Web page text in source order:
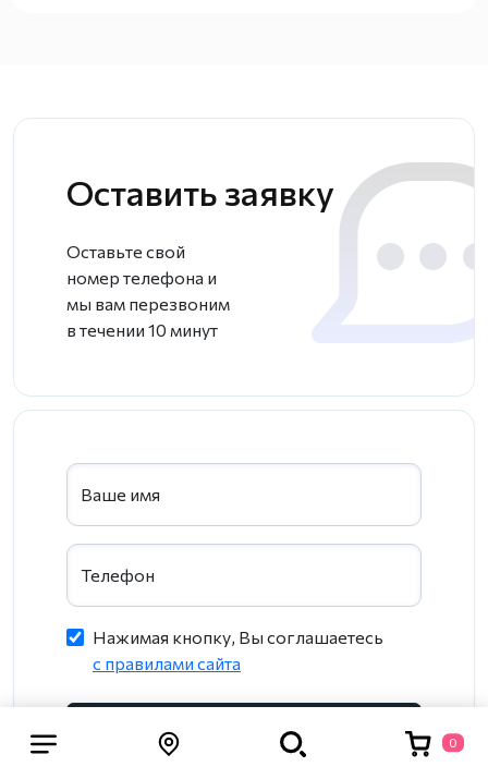
Оставить заявку
Оставьте свой
номер телефона и
мы вам перезвоним
в течении 10 минут
Ваше имя
Телефон
Нажимая кнопку, Вы соглашаетесь
c правилами сайта
Подобрать 0